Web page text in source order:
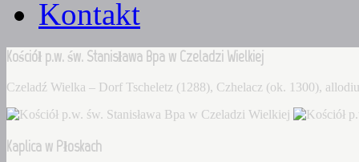
Kontakt
Kościół p.w. św. Stanisława Bpa w Czeladzi Wielkiej
Czeladź Wielka – Dorf Tscheletz (1288), Czhelacz (ok. 1300),
Kaplica w Płoskach